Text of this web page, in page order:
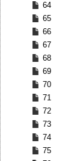
64
65
66
67
68
69
70
71
72
73
74
75